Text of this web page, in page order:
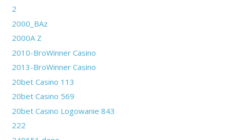
2
2000_BAz
2000A Z
2010-BroWinner Casino
2013-BroWinner Casino
20bet Casino 113
20bet Casino 569
20bet Casino Logowanie 843
222